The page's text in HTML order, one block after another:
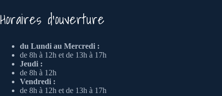
Horaires d'ouverture
du Lundi au Mercredi :
de 8h à 12h et de 13h à 17h
Jeudi :
de 8h à 12h
Vendredi :
de 8h à 12h et de 13h à 17h